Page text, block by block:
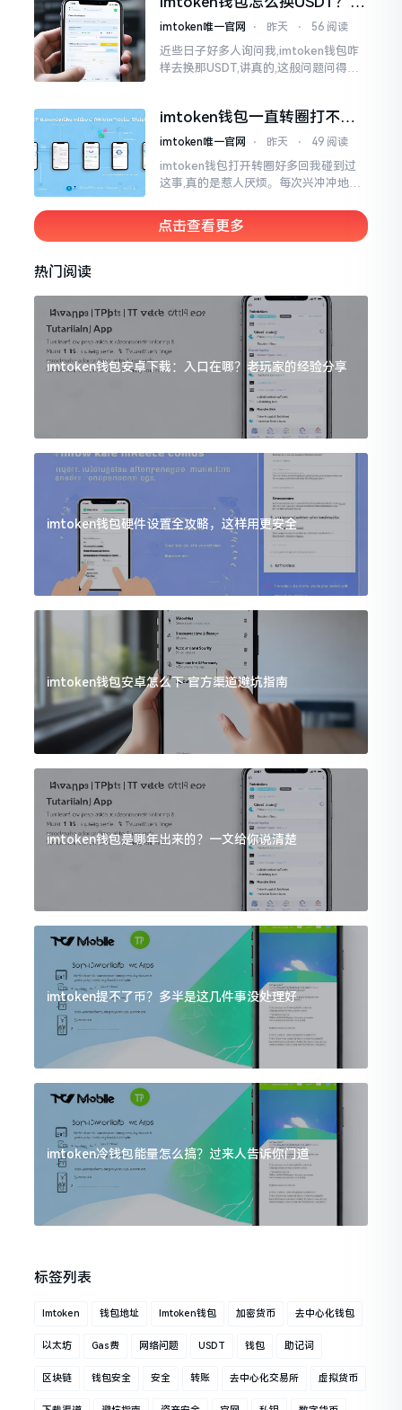
同一个物品
几种方法你得知道
imtoken唯一官网 ⋅ 昨天 ⋅ 56 阅读
近些日子好多人询问我,imtoken钱包咋
样去换那USDT,讲真的,这般问题问得很
imtoken钱包一直转圈打不开
解决办法分享
imtoken唯一官网 ⋅ 昨天 ⋅ 49 阅读
imtoken钱包打开转圈好多回我碰到过
这事,真的是惹人厌烦。每次兴冲冲地开
仿若永远没有尽头一样。针对这种情形,
大家说法不尽相同
点击查看更多
热门阅读
imtoken钱包安卓下载：入口在哪？老玩家的经验分享
imtoken钱包硬件设置全攻略，这样用更安全
imtoken钱包安卓怎么下 官方渠道避坑指南
imtoken钱包是哪年出来的？一文给你说清楚
imtoken提不了币？多半是这几件事没处理好
imtoken冷钱包能量怎么搞？过来人告诉你门道
标签列表
Imtoken 钱包地址 Imtoken钱包 加密货币 去中心化钱包
以太坊 Gas费 网络问题 USDT 钱包 助记词
区块链 钱包安全 安全 转账 去中心化交易所 虚拟货币